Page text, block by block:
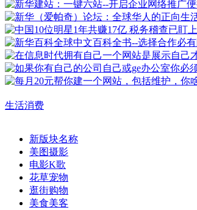
生活消费
新版块名称
美图摄影
电影K歌
花草宠物
逛街购物
美食美客